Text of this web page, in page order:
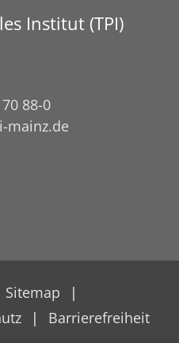
Institut (TPI)
88-0
mainz.de
Sitemap
Barrierefreiheit